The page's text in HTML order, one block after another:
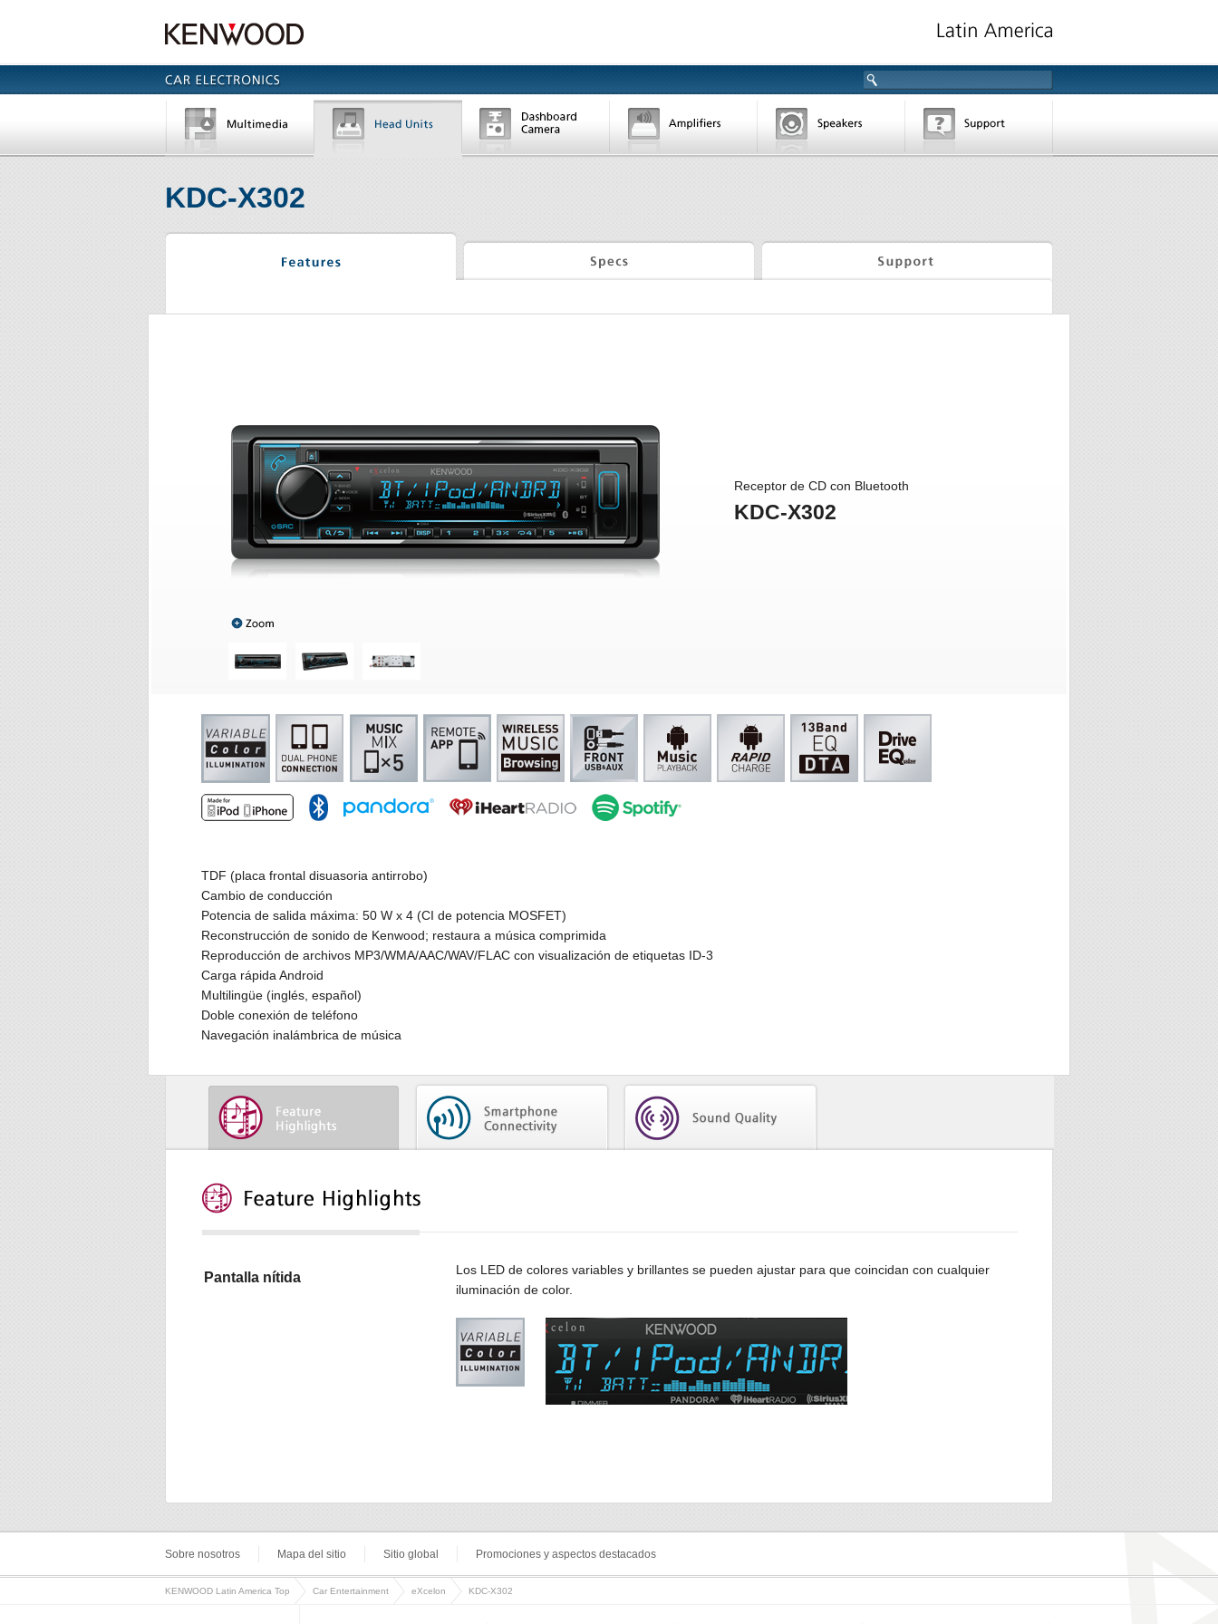
KDC-X302
Receptor de CD con Bluetooth
KDC-X302
TDF (placa frontal disuasoria antirrobo)
Cambio de conducción
Potencia de salida máxima: 50 W x 4 (CI de potencia MOSFET)
Reconstrucción de sonido de Kenwood; restaura a música comprimida
Reproducción de archivos MP3/WMA/AAC/WAV/FLAC con visualización de etiquetas ID-3
Carga rápida Android
Multilingüe (inglés, español)
Doble conexión de teléfono
Navegación inalámbrica de música
Pantalla nítida
Los LED de colores variables y brillantes se pueden ajustar para que coincidan con cualquier
iluminación de color.
Sobre nosotros Mapa del sitio Sitio global Promociones y aspectos destacados
KENWOOD Latin America Top Car Entertainment eXcelon KDC-X302